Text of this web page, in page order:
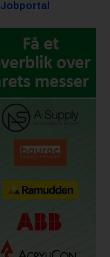
Jobportal